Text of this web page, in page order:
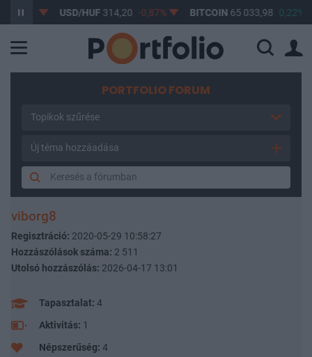
USD/HUF314,20 -0,87% BITCOIN65 033,98 0,22%
PORTFOLIO FORUM
Topikok szűrése
Új téma hozzáadása
viborg8
Regisztráció: 2020-05-29 10:58:27
Hozzászólások száma: 2 511
Utolsó hozzászólás: 2026-04-17 13:01
Tapasztalat: 4
Aktivitás: 1
Népszerűség: 4